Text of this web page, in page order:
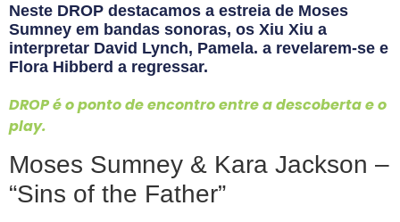
Neste DROP destacamos a estreia de Moses
Sumney em bandas sonoras, os Xiu Xiu a
interpretar David Lynch, Pamela. a revelarem-se e
Flora Hibberd a regressar.
DROP é o ponto de encontro entre a descoberta e o
play.
Moses Sumney & Kara Jackson –
“Sins of the Father”